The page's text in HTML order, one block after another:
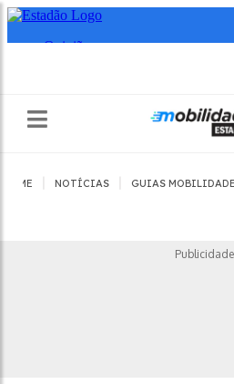
HOME NOTÍCIAS GUIAS MOBILIDADE
Publicidade